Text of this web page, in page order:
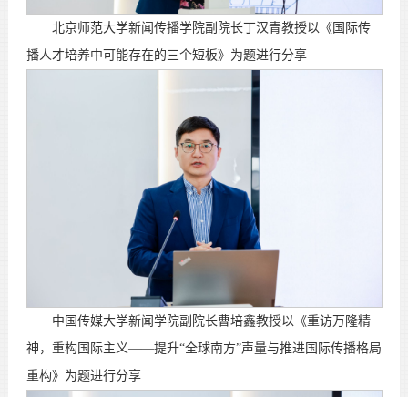
北京师范大学新闻传播学院副院长丁汉青教授以《国际传
播人才培养中可能存在的三个短板》为题进行分享
中国传媒大学新闻学院副院长曹培鑫教授以《重访万隆精
神，重构国际主义——提升“全球南方”声量与推进国际传播格局
重构》为题进行分享